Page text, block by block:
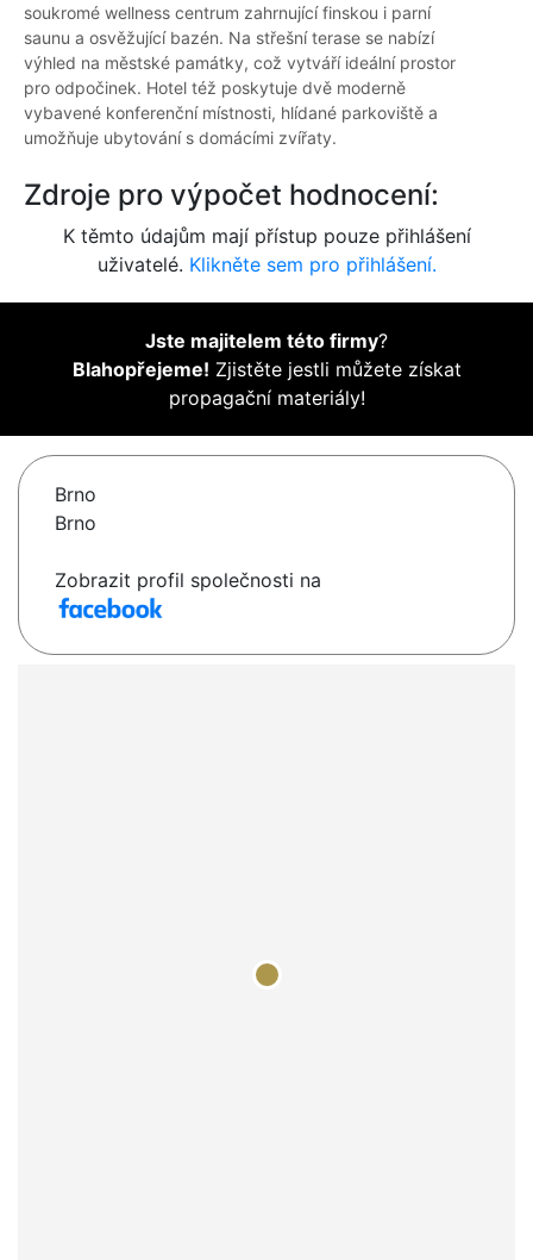
soukromé wellness centrum zahrnující finskou i parní
saunu a osvěžující bazén. Na střešní terase se nabízí
výhled na městské památky, což vytváří ideální prostor
pro odpočinek. Hotel též poskytuje dvě moderně
vybavené konferenční místnosti, hlídané parkoviště a
umožňuje ubytování s domácími zvířaty.
Zdroje pro výpočet hodnocení:
K těmto údajům mají přístup pouze přihlášení
uživatelé. Klikněte sem pro přihlášení.
Jste majitelem této firmy?
Blahopřejeme! Zjistěte jestli můžete získat
propagační materiály!
Brno
Brno
Zobrazit profil společnosti na